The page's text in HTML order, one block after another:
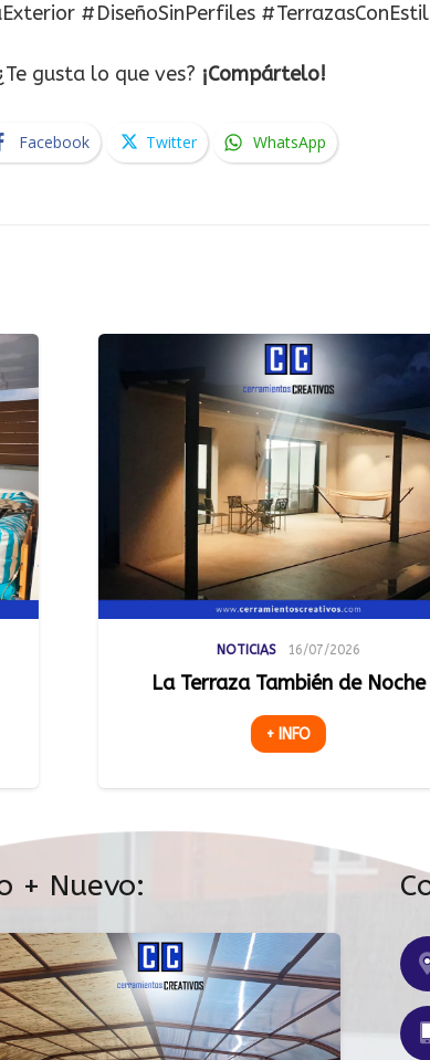
#DiseñoSinPerfiles
gusta lo que ves? ¡Compártelo!
Facebook Twitter WhatsApp
de Noche
NOTICIAS
Luz Natural que
+ Nuevo: